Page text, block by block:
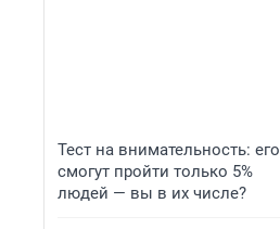
Тест на внимательность: его
смогут пройти только 5%
людей — вы в их числе?